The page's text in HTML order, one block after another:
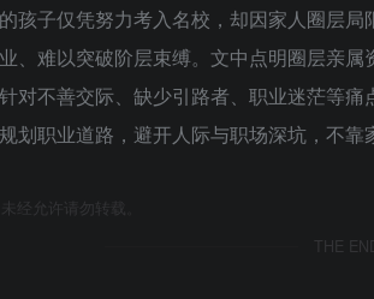
孩子仅凭努力考入名校，却因家人圈层
、难以突破阶层束缚。文中点明圈层亲
对不善交际、缺少引路者、职业迷茫等
划职业道路，避开人际与职场深坑，不靠
经允许请勿转载。
THE